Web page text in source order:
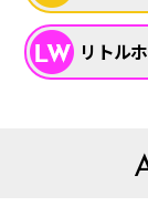
リトル